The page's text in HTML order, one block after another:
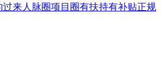
来人脉圈项目圈有扶持有补贴正规